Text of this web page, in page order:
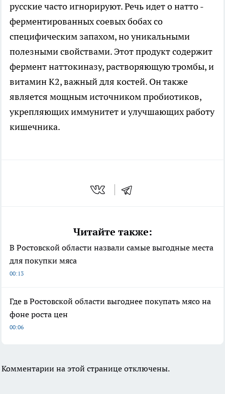
русские часто игнорируют. Речь идет о натто -
ферментированных соевых бобах со
специфическим запахом, но уникальными
полезными свойствами. Этот продукт содержит
фермент наттокиназу, растворяющую тромбы, и
витамин K2, важный для костей. Он также
является мощным источником пробиотиков,
укрепляющих иммунитет и улучшающих работу
кишечника.
Читайте также:
В Ростовской области назвали самые выгодные места
для покупки мяса
00:13
Где в Ростовской области выгоднее покупать мясо на
фоне роста цен
00:06
Комментарии на этой странице отключены.